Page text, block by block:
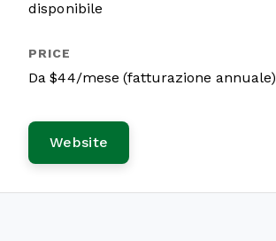
disponibile
Da $44/mese (fatturazione annuale)
Website